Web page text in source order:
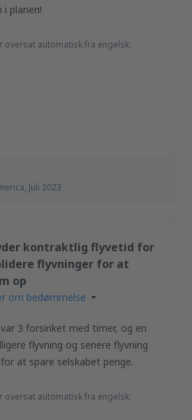
Juli 2023
i planen!
oversat automatisk fra engelsk.
kontraktlig flyvetid for
flyvninger for at
op
om bedømmelse
3 forsinket med timer, og en
flyvning og senere flyvning
at spare selskabet penge.
oversat automatisk fra engelsk.